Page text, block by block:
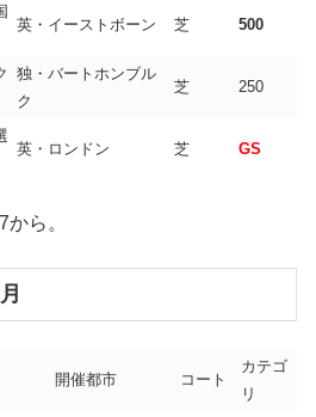
英・イーストボーン 芝 500
独・バートホンブル
ク
芝 250
英・ロンドン 芝 GS
ら。
開催都市 コート
カテゴ
リ